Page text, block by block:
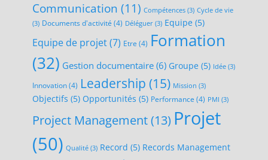
Communication (11) Compétences (3) Cycle de vie
(3) Documents d'activité (4) Déléguer (3) Equipe (5)
Equipe de projet(7) Etre (4) Formation
(32) Gestion documentaire (6) Groupe (5) Idée (3)
Innovation(4) Leadership (15) Mission (3)
Objectifs (5) Opportunités (5) Performance (4) PMI (3)
Project Management(13) Projet
(50) Qualité (3) Record (5) Records Management